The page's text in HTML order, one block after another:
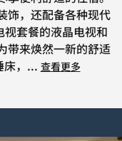
饰，还配备各种现代
套餐的液晶电视和
带来焕然一新的舒适
， ... 查看更多